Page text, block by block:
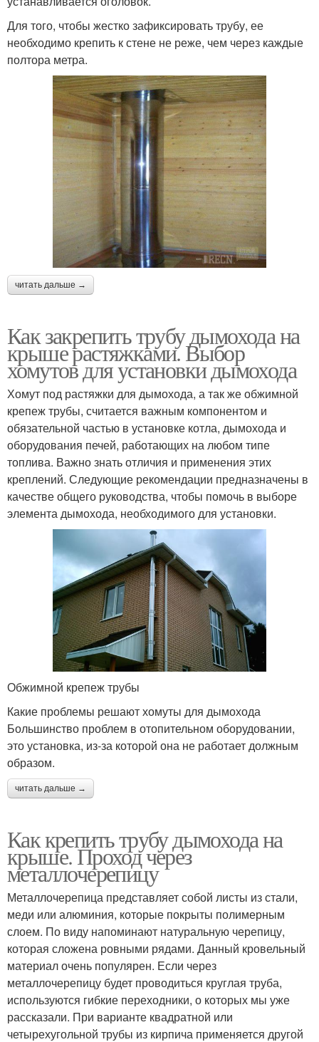
Для того, чтобы жестко зафиксировать трубу, ее
необходимо крепить к стене не реже, чем через каждые
полтора метра.
читать дальше →
Как закрепить трубу дымохода на
крыше растяжками. Выбор
хомутов для установки дымохода
Хомут под растяжки для дымохода, а так же обжимной
крепеж трубы, считается важным компонентом и
обязательной частью в установке котла, дымохода и
оборудования печей, работающих на любом типе
топлива. Важно знать отличия и применения этих
креплений. Следующие рекомендации предназначены в
качестве общего руководства, чтобы помочь в выборе
элемента дымохода, необходимого для установки.
Обжимной крепеж трубы
Какие проблемы решают хомуты для дымохода
Большинство проблем в отопительном оборудовании,
это установка, из-за которой она не работает должным
образом.
читать дальше →
Как крепить трубу дымохода на
крыше. Проход через
металлочерепицу
Металлочерепица представляет собой листы из стали,
меди или алюминия, которые покрыты полимерным
слоем. По виду напоминают натуральную черепицу,
которая сложена ровными рядами. Данный кровельный
материал очень популярен. Если через
металлочерепицу будет проводиться круглая труба,
используются гибкие переходники, о которых мы уже
рассказали. При варианте квадратной или
четырехугольной трубы из кирпича применяется другой